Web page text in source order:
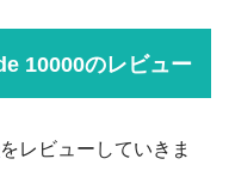
10000のレビュー
をレビューしていきま